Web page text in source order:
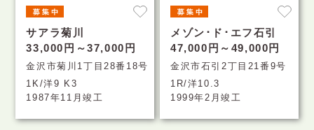
サアラ菊川
33,000円～37,000円
金沢市菊川1丁目28番18号
1K/洋9 K3
1987年11月竣工
メゾン･ド･エフ石引
47,000円～49,000円
金沢市石引2丁目21番9号
1R/洋10.3
1999年2月竣工